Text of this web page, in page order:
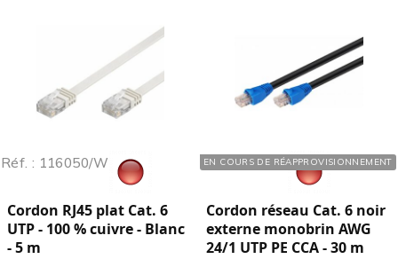
Réf. : 116050/W
Cordon RJ45 plat Cat. 6
UTP - 100 % cuivre - Blanc
- 5 m
EN COURS DE RÉAPPROVISIONNEMENT
Réf. : 170247
Cordon réseau Cat. 6 noir
externe monobrin AWG
24/1 UTP PE CCA - 30 m